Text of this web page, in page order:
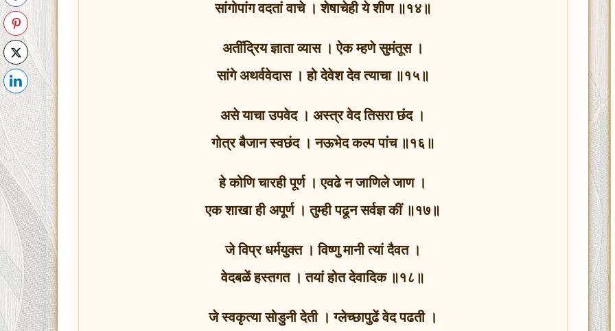
सांगोपांग वदतां वाचे । शेषाचेही ये शीण ॥१४॥
अतींद्रिय ज्ञाता व्यास । ऐक म्हणे सुमंतूस ।
सांगे अथर्ववेदास । हो देवेश देव त्याचा ॥१५॥
असे याचा उपवेद । अस्त्र वेद तिसरा छंद ।
गोत्र बैजान स्वछंद । नऊभेद कल्प पांच ॥१६॥
हे कोणि चारही पूर्ण । एवढे न जाणिले जाण ।
एक शाखा ही अपूर्ण । तुम्ही पढून सर्वज्ञ कीं ॥१७॥
जे विप्र धर्मयुक्त । विष्णु मानी त्यां दैवत ।
वेदबळें हस्तगत । तयां होत देवादिक ॥१८॥
जे स्वकृत्या सोडुनी देती । ग्लेच्छापुढें वेद पढती ।